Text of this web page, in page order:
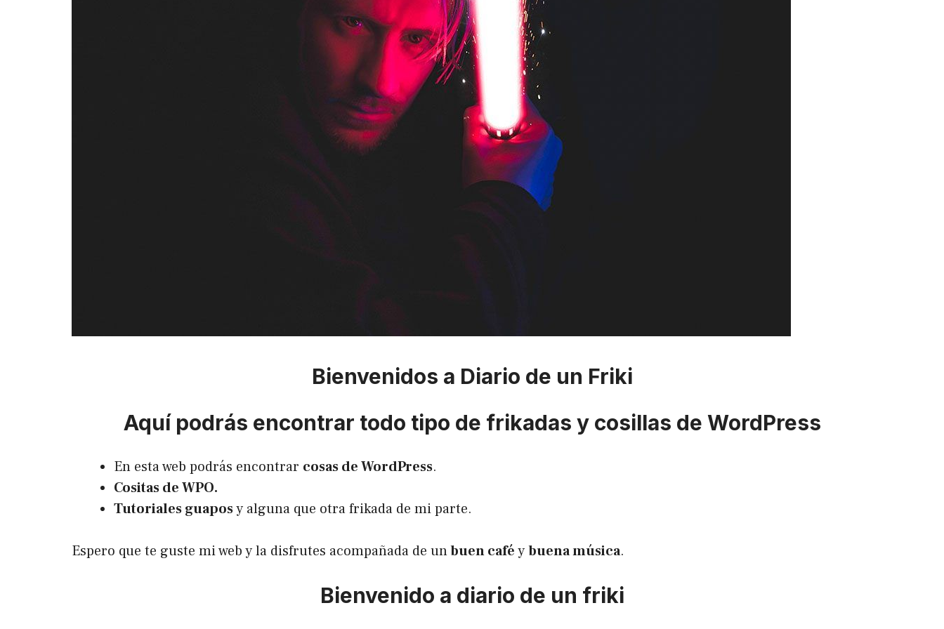
Bienvenidos a Diario de un Friki
Aquí podrás encontrar todo tipo de frikadas y cosillas de WordPress
En esta web podrás encontrar cosas de WordPress.
Cositas de WPO.
Tutoriales guaposy alguna que otra frikada de mi parte.
Espero que te guste mi web y la disfrutes acompañada de unbuen caféybuena música.
Bienvenido a diario de un friki